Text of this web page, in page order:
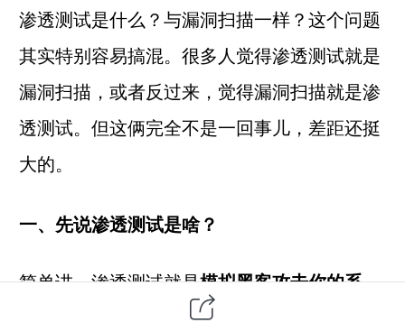
渗透测试是什么？与漏洞扫描一样？这个问题
其实特别容易搞混。很多人觉得渗透测试就是
漏洞扫描，或者反过来，觉得漏洞扫描就是渗
透测试。但这俩完全不是一回事儿，差距还挺
大的。
一、先说渗透测试是啥？
简单讲，渗透测试就是模拟黑客攻击你的系